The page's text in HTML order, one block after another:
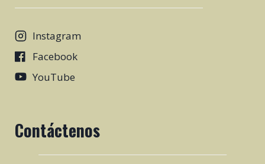
Instagram
Facebook
YouTube
Contáctenos